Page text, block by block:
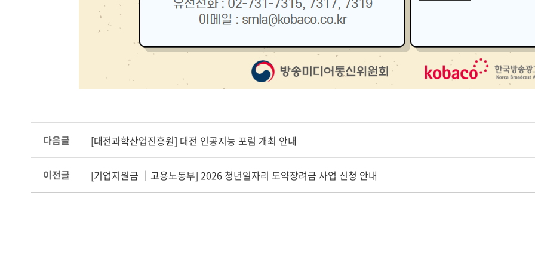
다음글 [대전과학산업진흥원] 대전 인공지능 포럼 개최 안내
이전글 [기업지원금 │고용노동부] 2026 청년일자리 도약장려금 사업 신청 안내